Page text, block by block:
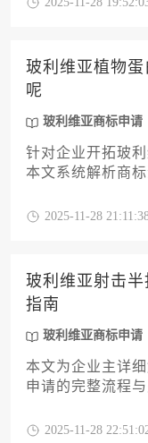
在为企业高管提
本的行动指南，
产权投资回报。
玻利维亚植物
呢
玻利维亚商标申请
针对企业开拓玻
本文系统解析商
核心成本要素，
2025-11-28
玻利维亚射击
指南
玻利维亚商标申请
本文为企业主详
申请的完整流程
第斯共同体与马
2025-11-28